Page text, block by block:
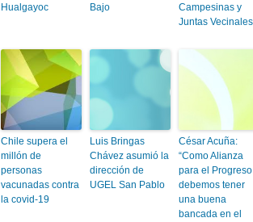
Hualgayoc
Bajo
Campesinas y
Juntas Vecinales
Chile supera el
millón de
personas
vacunadas contra
la covid-19
Luis Bringas
Chávez asumió la
dirección de
UGEL San Pablo
César Acuña:
“Como Alianza
para el Progreso
debemos tener
una buena
bancada en el